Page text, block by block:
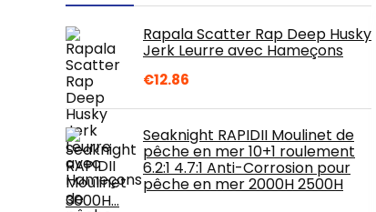
Rapala Scatter Rap Deep Husky
Jerk Leurre avec Hameçons
€12.86
Seaknight RAPIDII Moulinet de
pêche en mer 10+1 roulement
6.2:1 4.7:1 Anti-Corrosion pour
pêche en mer 2000H 2500H
3000H…